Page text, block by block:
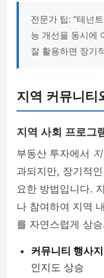
전문가 팁: "테넌
능 개선을 동시에
잘 활용하면 장기
지역 커뮤니티
지역 사회 프로그
부동산 투자에서
과되지만, 장기적
요한 방법입니다.
나 참여하여 지역
를 자연스럽게 상
커뮤니티 행사
인지도 상승